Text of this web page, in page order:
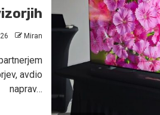
Miran
avdio
naprav…